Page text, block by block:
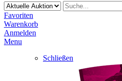
Favoriten
Warenkorb
Anmelden
Menu
Schließen